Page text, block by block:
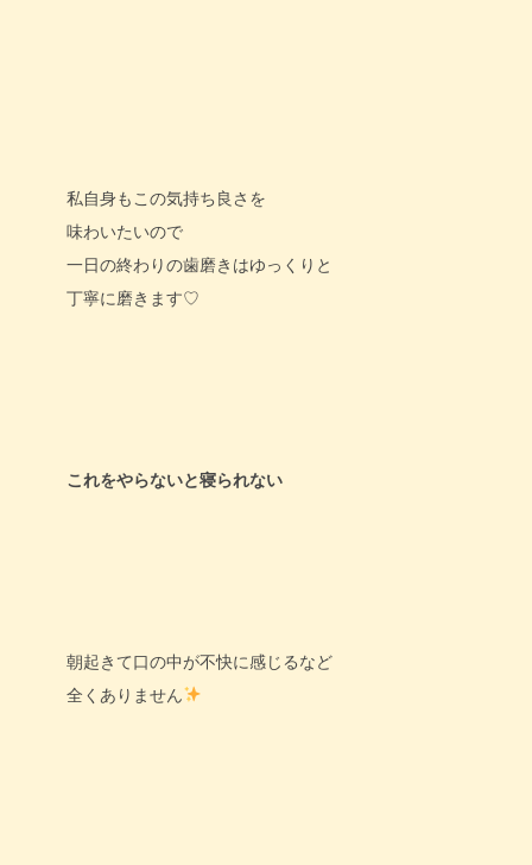
私自身もこの気持ち良さを
味わいたいので
一日の終わりの歯磨きはゆっくりと
丁寧に磨きます♡
これをやらないと寝られない
朝起きて口の中が不快に感じるなど
全くありません